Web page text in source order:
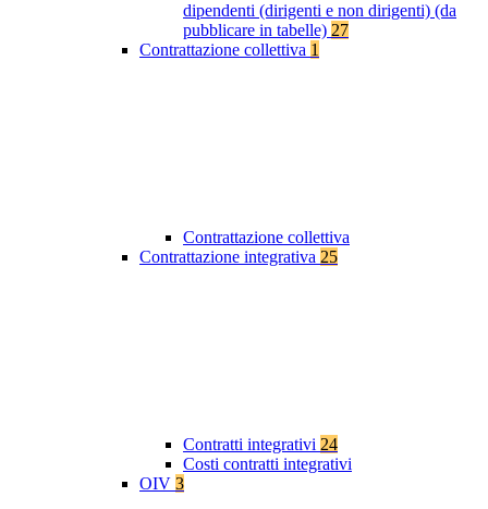
dipendenti (dirigenti e non dirigenti) (da
pubblicare in tabelle) 27
Contrattazione collettiva 1
Contrattazione collettiva
Contrattazione integrativa 25
Contratti integrativi 24
Costi contratti integrativi
OIV 3